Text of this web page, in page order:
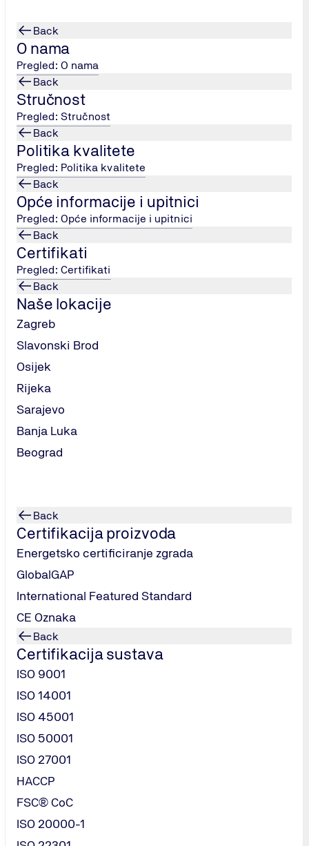
Back
O nama
Pregled: O nama
Back
Stručnost
Pregled: Stručnost
Back
Politika kvalitete
Pregled: Politika kvalitete
Back
Opće informacije i upitnici
Pregled: Opće informacije i upitnici
Back
Certifikati
Pregled: Certifikati
Back
Naše lokacije
Zagreb
Slavonski Brod
Osijek
Rijeka
Sarajevo
Banja Luka
Beograd
Back
Certifikacija proizvoda
Energetsko certificiranje zgrada
GlobalGAP
International Featured Standard
CE Oznaka
Back
Certifikacija sustava
ISO 9001
ISO 14001
ISO 45001
ISO 50001
ISO 27001
HACCP
FSC® CoC
ISO 20000-1
uz usluge TÜV NORD Adriatic?
sve dodatne informacije o našim uslugama. Molimo
će obraditi vaš upit i javiti vam se u najkraćem mogućem
Tehnička inspekcija